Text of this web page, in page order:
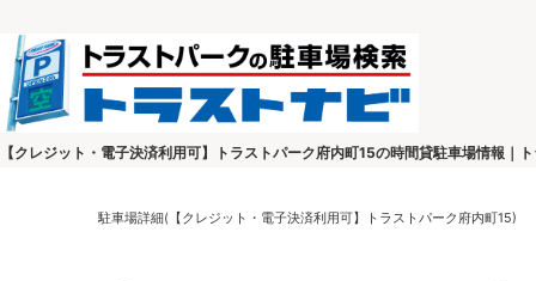
【クレジット・電子決済利用可】トラストパーク府内町15の時間貸駐車場情報｜
駐車場詳細(【クレジット・電子決済利用可】トラストパーク府内町15)